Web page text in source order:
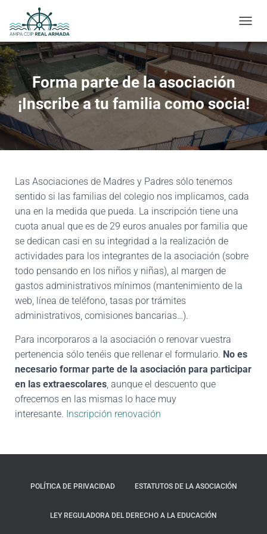
Forma parte de la asociación
¡Inscribe a tu familia como socia!
Las Asociaciones de Madres y Padres sólo tenemos
sentido si las familias del colegio nos implicamos, cada
una en la medida que pueda. La inscripción tiene una
cuota anual que es de 29 euros anuales por familia que
se dedican casi en su integridad a la realización de
actividades para los integrantes de la asociación (sobre
todo pensando en los niños y niñas), al margen de
gastos administrativos mínimos (mantenimiento de la
web, línea de teléfono, tasas por trámites
administrativos, comisiones bancarias…).
Para incorporaros a la asociación o renovar vuestra
pertenencia sólo tenéis que rellenar el formulario. No es
necesario formar parte de la asociación para participar
en las extraescolares, aunque el descuento que
ofrecemos en las mismas lo hace muy
interesante. Inscripción renovación
POLÍTICA DE PRIVACIDAD ESTATUTOS DE LA ASOCIACIÓN
LEY REGULADORA DEL DERECHO A LA EDUCACIÓN